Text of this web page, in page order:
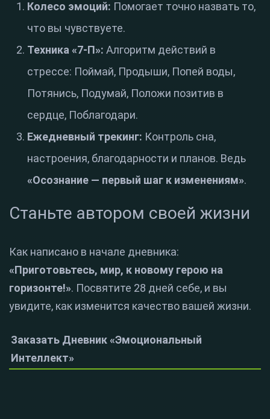
Колесо эмоций: Помогает точно назвать то,
что вы чувствуете.
Техника «7-П»: Алгоритм действий в
стрессе: Поймай, Продыши, Попей воды,
Потянись, Подумай, Положи позитив в
сердце, Поблагодари.
Ежедневный трекинг: Контроль сна,
настроения, благодарности и планов. Ведь
«Осознание — первый шаг к изменениям».
Станьте автором своей жизни
Как написано в начале дневника:
«Приготовьтесь, мир, к новому герою на
горизонте!». Посвятите 28 дней себе, и вы
увидите, как изменится качество вашей жизни.
Заказать Дневник «Эмоциональный
Интеллект»